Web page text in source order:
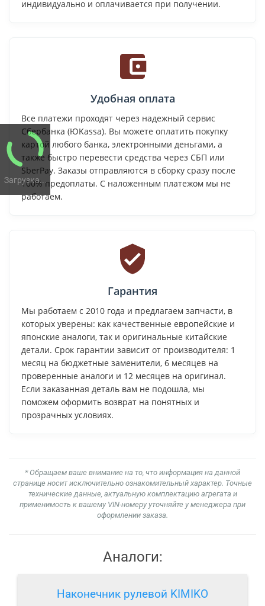
Загрузка...
индивидуально и оплачивается при получении.
Удобная оплата
Все платежи проходят через надежный сервис
Сбербанка (ЮKassa). Вы можете оплатить покупку
картой любого банка, электронными деньгами, а
также быстро перевести средства через СБП или
SberPay. Заказы отправляются в сборку сразу после
100% предоплаты. С наложенным платежом мы не
работаем.
Гарантия
Мы работаем с 2010 года и предлагаем запчасти, в
которых уверены: как качественные европейские и
японские аналоги, так и оригинальные китайские
детали. Срок гарантии зависит от производителя: 1
месяц на бюджетные заменители, 6 месяцев на
проверенные аналоги и 12 месяцев на оригинал.
Если заказанная деталь вам не подошла, мы
поможем оформить возврат на понятных и
прозрачных условиях.
* Обращаем ваше внимание на то, что информация на данной
странице носит исключительно ознакомительный характер. Точные
технические данные, актуальную комплектацию агрегата и
применимость к вашему VIN-номеру уточняйте у менеджера при
оформлении заказа.
Аналоги:
Наконечник рулевой KIMIKO